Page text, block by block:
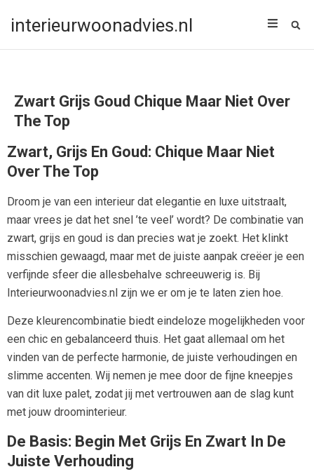
interieurwoonadvies.nl
Zwart Grijs Goud Chique Maar Niet Over
The Top
Zwart, Grijs En Goud: Chique Maar Niet
Over The Top
Droom je van een interieur dat elegantie en luxe uitstraalt,
maar vrees je dat het snel ’te veel’ wordt? De combinatie van
zwart, grijs en goud is dan precies wat je zoekt. Het klinkt
misschien gewaagd, maar met de juiste aanpak creëer je een
verfijnde sfeer die allesbehalve schreeuwerig is. Bij
Interieurwoonadvies.nl zijn we er om je te laten zien hoe.
Deze kleurencombinatie biedt eindeloze mogelijkheden voor
een chic en gebalanceerd thuis. Het gaat allemaal om het
vinden van de perfecte harmonie, de juiste verhoudingen en
slimme accenten. Wij nemen je mee door de fijne kneepjes
van dit luxe palet, zodat jij met vertrouwen aan de slag kunt
met jouw droominterieur.
De Basis: Begin Met Grijs En Zwart In De
Juiste Verhouding